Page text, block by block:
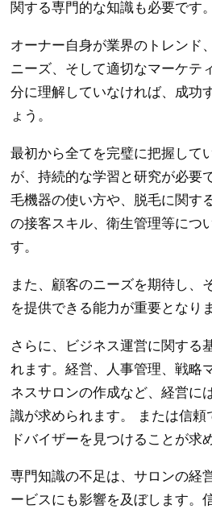
関する専門的な知識も必要です。
オーナー自身が業界のトレンド
ニーズ、そして適切なマーケテ
分に理解していなければ、成功
ょう。
最初から全てを完璧に把握して
が、持続的な学習と研究が必要
毛機器の使い方や、脱毛に関す
の接客スキル、衛生管理等につ
す。
また、顧客のニーズを期待し、
を提供できる能力が重要となり
さらに、ビジネス運営に関する
れます。経営、人事管理、戦略
ネスサロンの作成など、経営に
識が求められます。 または信頼
ドバイザーを見つけることが求
専門知識の不足は、サロンの経
ービスにも影響を及ぼします。